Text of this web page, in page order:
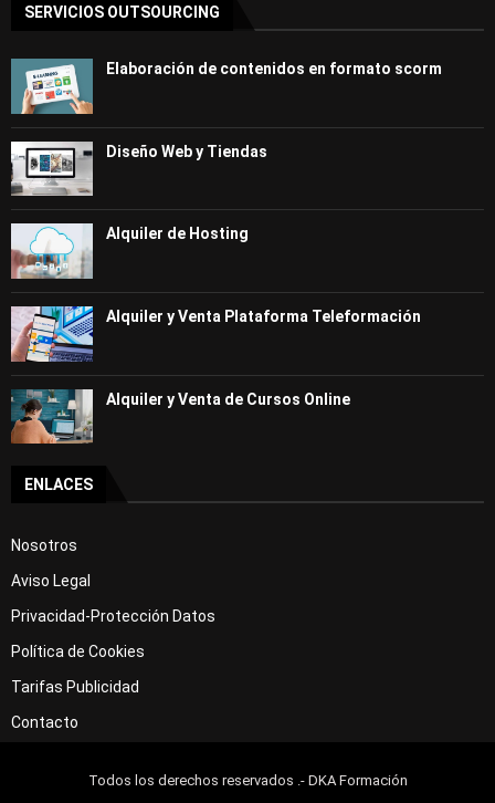
SERVICIOS OUTSOURCING
Elaboración de contenidos en formato scorm
Diseño Web y Tiendas
Alquiler de Hosting
Alquiler y Venta Plataforma Teleformación
Alquiler y Venta de Cursos Online
ENLACES
Nosotros
Aviso Legal
Privacidad-Protección Datos
Política de Cookies
Tarifas Publicidad
Contacto
Todos los derechos reservados .- DKA Formación